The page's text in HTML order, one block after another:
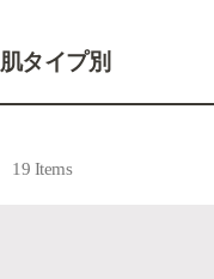
肌タイプ別
19 Items